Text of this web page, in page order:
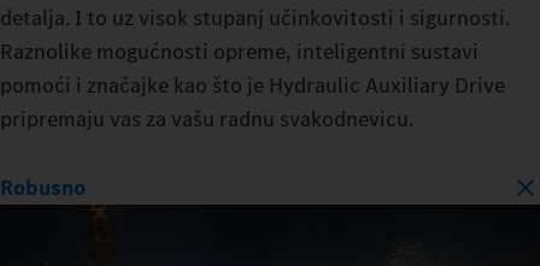
detalja. I to uz visok stupanj učinkovitosti i sigurnosti.
Raznolike mogućnosti opreme, inteligentni sustavi
pomoći i značajke kao što je Hydraulic Auxiliary Drive
pripremaju vas za vašu radnu svakodnevicu.
Robusno